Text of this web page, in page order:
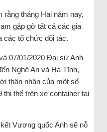
rằng tháng Hai năm nay,
gặp gỡ tất cả các gia
các tổ chức đối tác.
07/01/2020 Đại sứ Anh
Nghệ An và Hà Tĩnh,
thân nhân của một số
thi thể trên xe container tại
Vương quốc Anh sẽ nỗ